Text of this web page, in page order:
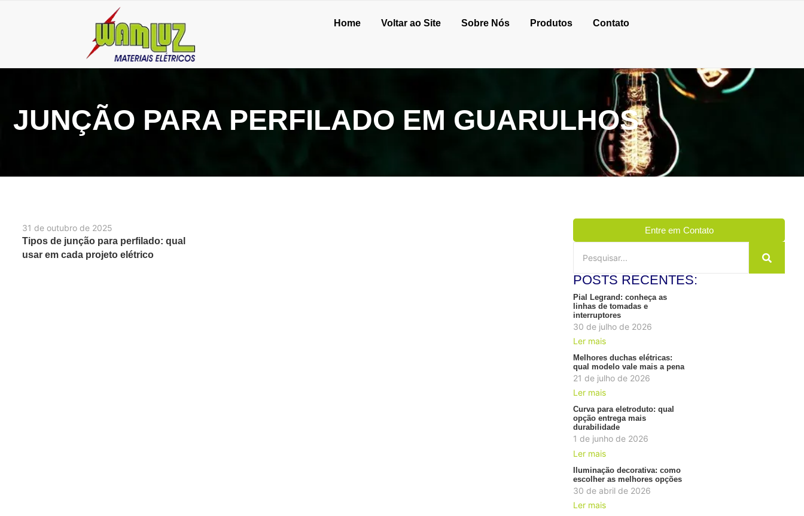
Home Voltar ao Site Sobre Nós Produtos Contato
JUNÇÃO PARA PERFILADO EM GUARULHOS
31 de outubro de 2025
Tipos de junção para perfilado: qual
usar em cada projeto elétrico
Entre em Contato
POSTS RECENTES:
Pial Legrand: conheça as
linhas de tomadas e
interruptores
30 de julho de 2026
Ler mais
Melhores duchas elétricas:
qual modelo vale mais a pena
21 de julho de 2026
Ler mais
Curva para eletroduto: qual
opção entrega mais
durabilidade
1 de junho de 2026
Ler mais
Iluminação decorativa: como
escolher as melhores opções
30 de abril de 2026
Ler mais